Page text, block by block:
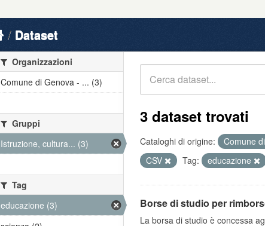
Dataset
3 dataset trovati
Cataloghi di origine: Comune
CSV
Tag: educazione
Borse di studio per
La borsa di studio è concessa
Organizzazioni
Comune di Genova - ... (3)
Gruppi
Istruzione, cultura... (3)
Tag
educazione (3)